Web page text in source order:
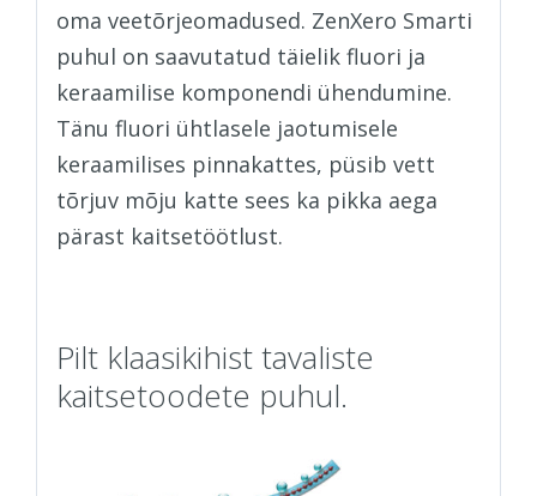
oma veetõrjeomadused. ZenXero Smarti
puhul on saavutatud täielik fluori ja
keraamilise komponendi ühendumine.
Tänu fluori ühtlasele jaotumisele
keraamilises pinnakattes, püsib vett
tõrjuv mõju katte sees ka pikka aega
pärast kaitsetöötlust.
Pilt klaasikihist tavaliste
kaitsetoodete puhul.